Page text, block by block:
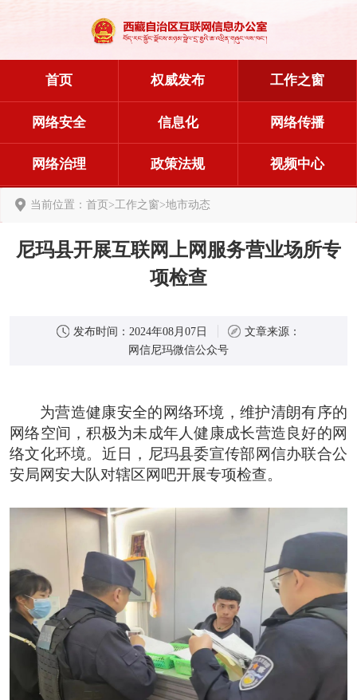
首页 权威发布 工作之窗
网络安全 信息化 网络传播
网络治理 政策法规 视频中心
当前位置： 首页>工作之窗>地市动态
尼玛县开展互联网上网服务营业场所专
项检查
发布时间： 2024年08月07日
文章来源：
网信尼玛微信公众号
为营造健康安全的网络环境，维护清朗有序的
网络空间，积极为未成年人健康成长营造良好的网
络文化环境。近日，尼玛县委宣传部网信办联合公
安局网安大队对辖区网吧开展专项检查。